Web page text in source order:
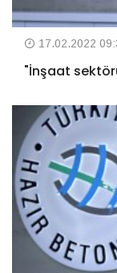
17.02.2022
"İnşaat